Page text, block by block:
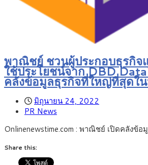
พาณิชย์ ชวนผู้ประกอบธุรกิจ
ใช้ประโยชน์จาก DBD
คลังข้อมูลธุรกิจที่ใหญ่ที่สุดใน
มิถุนายน 24, 2022
PR News
Onlinenewstime.com : พาณิชย์ เปิดคลังข้
Share this: